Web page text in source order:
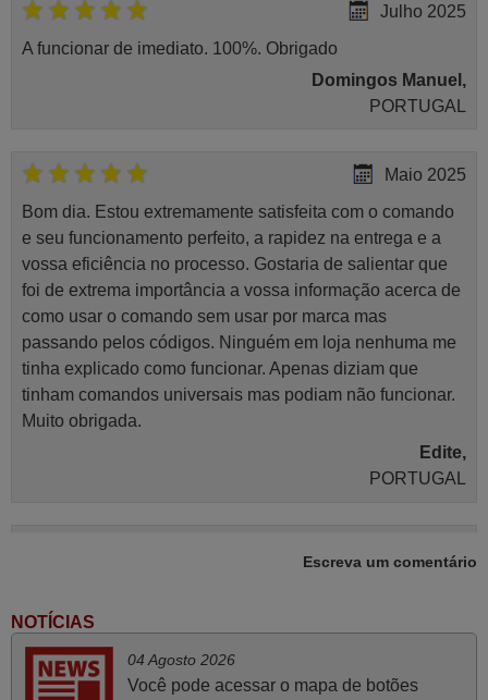
Julho 2025
A funcionar de imediato. 100%. Obrigado
Domingos Manuel,
PORTUGAL
Maio 2025
Bom dia. Estou extremamente satisfeita com o comando
e seu funcionamento perfeito, a rapidez na entrega e a
vossa eficiência no processo. Gostaria de salientar que
foi de extrema importância a vossa informação acerca de
como usar o comando sem usar por marca mas
passando pelos códigos. Ninguém em loja nenhuma me
tinha explicado como funcionar. Apenas diziam que
tinham comandos universais mas podiam não funcionar.
Muito obrigada.
Edite,
PORTUGAL
Escreva um comentário
NOTÍCIAS
04 Agosto 2026
Você pode acessar o mapa de botões